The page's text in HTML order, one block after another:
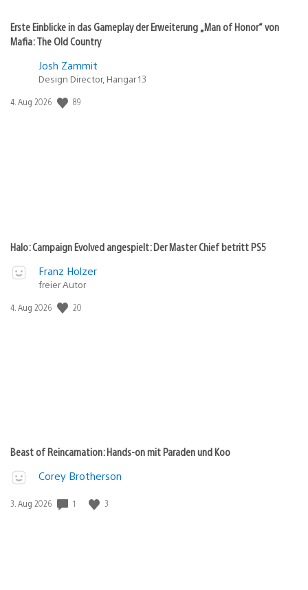
Erste Einblicke in das Gameplay der Erweiterung „Man of Honor“ von
Mafia: The Old Country
Josh Zammit
Design Director, Hangar 13
Veröffentlichungsdatum:
4. Aug 2026 89
Halo: Campaign Evolved angespielt: Der Master Chief betritt PS5
Franz Holzer
freier Autor
Veröffentlichungsdatum:
4. Aug 2026 20
Beast of Reincarnation: Hands-on mit Paraden und Koo
Corey Brotherson
Veröffentlichungsdatum:
3. Aug 2026 1 3